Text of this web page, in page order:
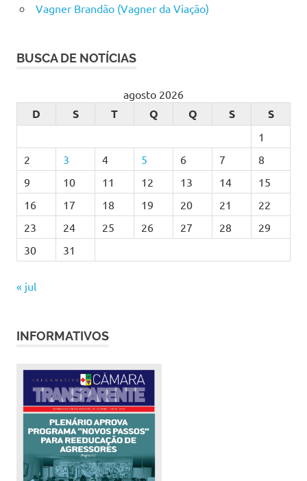
Vagner Brandão (Vagner da Viação)
BUSCA DE NOTÍCIAS
agosto 2026
D S T Q Q S S
1
2
3 4 5 6 7
8
9
10 11 12 13 14
15
16
17 18 19 20 21
22
23
24 25 26 27 28
29
30
31
« jul
INFORMATIVOS